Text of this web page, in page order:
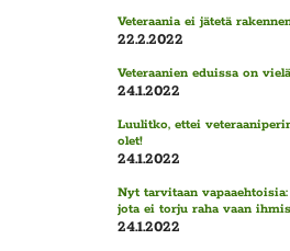
Veteraania ei jätetä
22.2.2022
Veteraanien eduissa on
24.1.2022
Luulitko, ettei
olet!
24.1.2022
Nyt tarvitaan
jota ei torju raha vaan
24.1.2022